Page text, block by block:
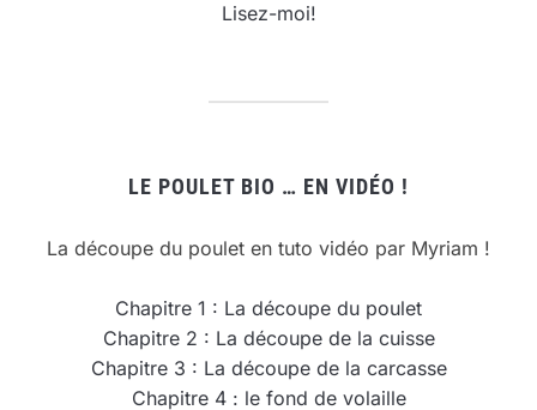
Lisez-moi!
LE POULET BIO … EN VIDÉO !
La découpe du poulet en tuto vidéo par Myriam !
Chapitre 1 : La découpe du poulet
Chapitre 2 : La découpe de la cuisse
Chapitre 3 : La découpe de la carcasse
Chapitre 4 : le fond de volaille